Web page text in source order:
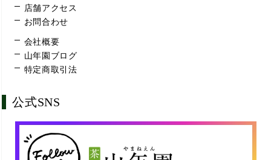
店舗アクセス
お問合わせ
会社概要
山年園ブログ
特定商取引法
公式SNS